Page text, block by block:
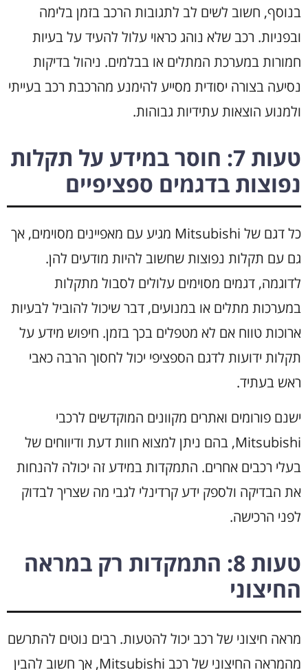
בנוסף, חשוב לשים לב לתגובות הרכב בזמן בלימה
ובפניות. רכב שלא נוהג כראוי עלול להעיד על בעיות
חמורות במערכת המתלים או בבלמים. ניהול בדיקות
נסיעה בצורה יסודית מסייע להימנע מהרכבת רכב בעייתי
ולמנוע הוצאות עתידיות גבוהות.
טעות 7: חוסר במידע על תקלות
נפוצות בדגמים ספציפיים
כל דגם של Mitsubishi מגיע עם מאפיינים מסוימים, אך
גם עם תקלות נפוצות שחשוב להיות מודעים להן.
לדוגמה, דגמים מסוימים עלולים לסבול מתקלות
במערכות מתלים או במנועים, דבר שיכול להוביל לבעיות
ארוכות טווח אם לא מטפלים בכך בזמן. חיפוש מידע על
תקלות ידועות לדגם הספציפי יכול לחסוך הרבה כאבי
ראש בעתיד.
ישנם פורומים ואתרים מקוונים המוקדשים לרכבי
Mitsubishi, בהם ניתן למצוא חוות דעת ודיווחים של
בעלי רכבים אחרים. התמקדות במידע זה יכולה להנחות
את הבדיקה ולספק ידע קרדינלי לגבי מה שצריך לבדוק
לפני הרכישה.
טעות 8: התמקדות רק במראה
החיצוני
מראה חיצוני של רכב יכול להטעות. רבים נוטים להתרשם
מהמראה החיצוני של רכב Mitsubishi, אך חשוב להבין